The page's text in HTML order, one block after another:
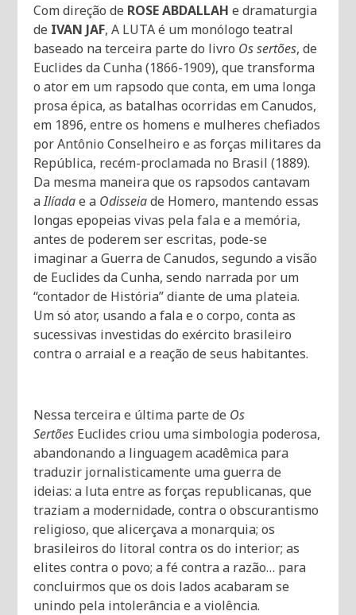
Com direção de ROSE ABDALLAH e dramaturgia
de IVAN JAF, A LUTA é um monólogo teatral
baseado na terceira parte do livro Os sertões, de
Euclides da Cunha (1866-1909), que transforma
o ator em um rapsodo que conta, em uma longa
prosa épica, as batalhas ocorridas em Canudos,
em 1896, entre os homens e mulheres chefiados
por Antônio Conselheiro e as forças militares da
República, recém-proclamada no Brasil (1889).
Da mesma maneira que os rapsodos cantavam
aIlíadae a Odisseiade Homero, mantendo essas
longas epopeias vivas pela fala e a memória,
antes de poderem ser escritas, pode-se
imaginar a Guerra de Canudos, segundo a visão
de Euclides da Cunha, sendo narrada por um
“contador de História” diante de uma plateia.
Um só ator, usando a fala e o corpo, conta as
sucessivas investidas do exército brasileiro
contra o arraial e a reação de seus habitantes.
Nessa terceira e última parte de Os
Sertões Euclides criou uma simbologia poderosa,
abandonando a linguagem acadêmica para
traduzir jornalisticamente uma guerra de
ideias: a luta entre as forças republicanas, que
traziam a modernidade, contra o obscurantismo
religioso, que alicerçava a monarquia; os
brasileiros do litoral contra os do interior; as
elites contra o povo; a fé contra a razão… para
concluirmos que os dois lados acabaram se
unindo pela intolerância e a violência.